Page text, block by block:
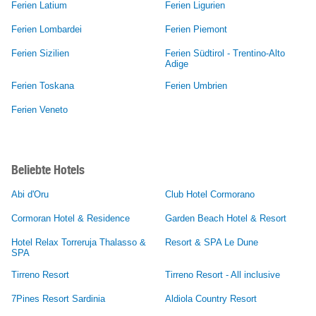
Ferien Latium Ferien Ligurien
Ferien Lombardei Ferien Piemont
Ferien Sizilien
Ferien Südtirol - Trentino-Alto
Adige
Ferien Toskana Ferien Umbrien
Ferien Veneto
Beliebte Hotels
Abi d'Oru Club Hotel Cormorano
Cormoran Hotel & Residence Garden Beach Hotel & Resort
Hotel Relax Torreruja Thalasso &
SPA
Resort & SPA Le Dune
Tirreno Resort Tirreno Resort - All inclusive
7Pines Resort Sardinia Aldiola Country Resort